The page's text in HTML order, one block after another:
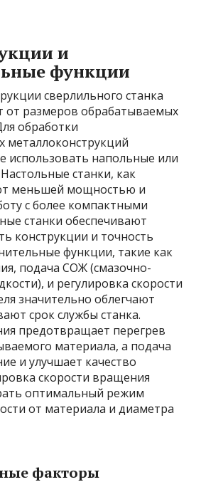
и
функции
сверлильного станка
от размеров обрабатываемых
обработки
металлоконструкций
использовать напольные или
станки, как
меньшей мощностью и
с более компактными
станки обеспечивают
конструкции и точность
функции, такие как
подача СОЖ (смазочно-
и регулировка скорости
значительно облегчают
срок службы станка.
предотвращает перегрев
материала, а подача
и улучшает качество
скорости вращения
оптимальный режим
от материала и диаметра
факторы